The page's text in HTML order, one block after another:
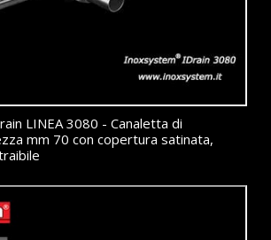
LINEA 3080 - Canaletta di
mm 70 con copertura satinata,